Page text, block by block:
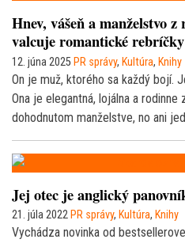
Hnev, vášeň a manželstvo
valcuje romantické rebríčky
12. júna 2025 PR správy, Kultúra, Knihy
On je muž, ktorého sa každý bojí.
Ona je elegantná, lojálna a
dohodnutom manželstve, no ani
Jej otec je anglický
21. júla 2022 PR správy, Kultúra, Knihy
Vychádza novinka od